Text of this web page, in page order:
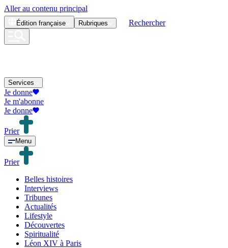
Aller au contenu principal
Édition française Rubriques Rechercher
Services
Je donne
Je m'abonne
Je donne
Prier
Menu
Prier
Belles histoires
Interviews
Tribunes
Actualités
Lifestyle
Découvertes
Spiritualité
Léon XIV à Paris